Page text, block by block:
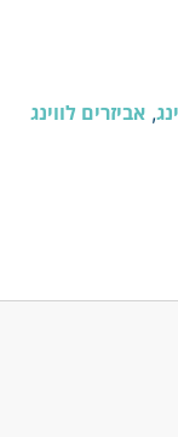
,אביזרים לווינג